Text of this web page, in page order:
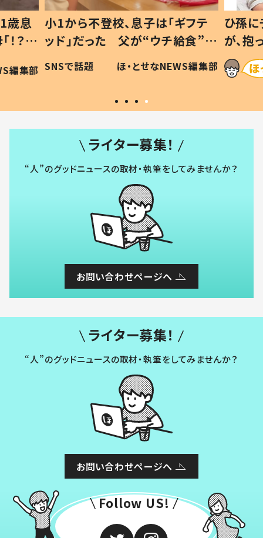
歳息
？」
編集部
小1から不登校、息子は「ギフテ
ッド」だった 父が“ウチ給食”を
作り続ける理由とは #令和の親
#令和の子
SNSで話題 ほ・とせなNEWS編集部
ひ孫
が、
「涙が
い」
ライター募集！
“人”のグッドニュースの取材・執筆をしてみませんか？
お問い合わせページへ
ライター募集！
“人”のグッドニュースの取材・執筆をしてみませんか？
お問い合わせページへ
Follow US!